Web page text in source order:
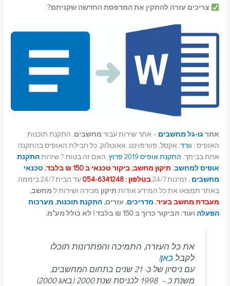
צריכים עזרה להתקין את המדפסת החדשה שקניתם?
אתרגו-גל מחשבים – אתר שירות עבור מחשבים, התקנת תוכנות
האופיס : וורד, אקסל, פוורפוינט, אאוטלוק, כל חבילת האופיס בהתקנה
אחת בביתך. התקנת אופיס 2019 פרוץ . האם זה בטוח ? שירותהתקנת
אופיס למחשב. תיקון מחשב, ביקור טכנאי ב 150 ₪ בלבד.
טכנאי
מחשבים , זמינות 24/7 בטלפון : 054-6341248
עד הבית 24/7 ביממה.
באתר תמצאו את כל המידע אודות תיקון מכירה ושירות ל מחשב,
מעבדת מחשב בעיר, מדריכים, עזרים,התקנת תוכנות, מערכות
הפעלה ועוד. הביקור כרוך ב 150 ₪ בלבד ! לא כולל מע"מ.
את כל העזרה, התמיכה והפתרונות תוכלו
לקבל כאן!
עם ניסיון של כ- 21 שנים בתחום המחשבים,
משנת כ – 1998 לכניסת שנת 2000 (באג 2000)